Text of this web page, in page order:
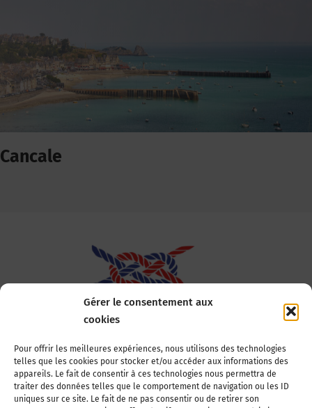
Gérer le consentement aux
cookies
Pour offrir les meilleures expériences, nous utilisons des technologies
telles que les cookies pour stocker et/ou accéder aux informations des
appareils. Le fait de consentir à ces technologies nous permettra de
traiter des données telles que le comportement de navigation ou les ID
uniques sur ce site. Le fait de ne pas consentir ou de retirer son
Cancale
Association Nationale des Elus des Littoraux
22, boulevard de la Tour-Maubourg
75007 Paris
Tél : 01 44 11 11 70